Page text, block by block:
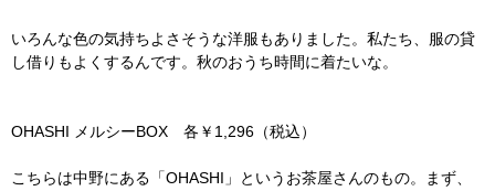
いろんな色の気持ちよさそうな洋服もありました。私たち、服の貸
し借りもよくするんです。秋のおうち時間に着たいな。
OHASHI メルシーBOX 各￥1,296（税込）
こちらは中野にある「OHASHI」というお茶屋さんのもの。まず、